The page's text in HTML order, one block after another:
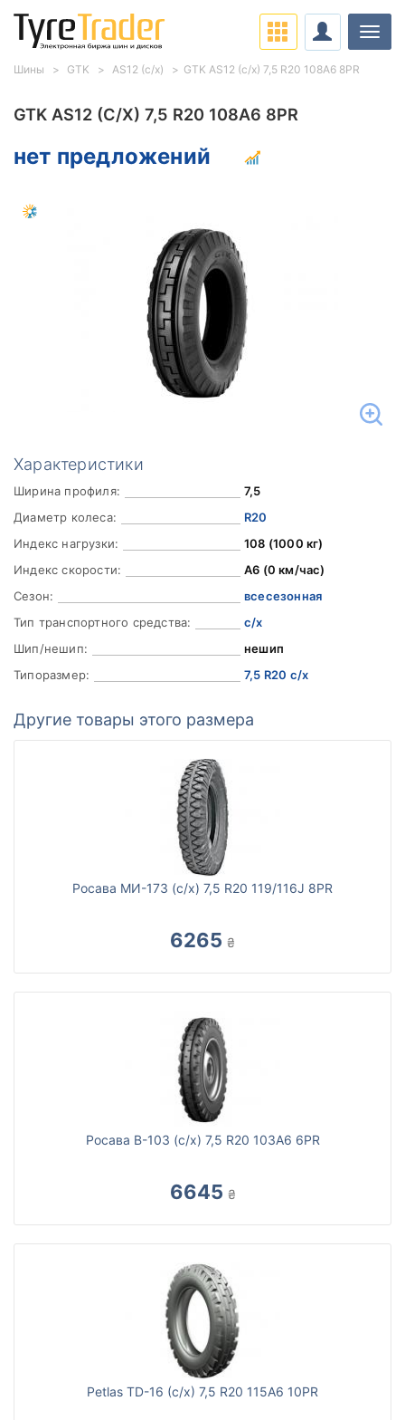
GTK AS12 (С/Х) 7,5 R20 108A6 8PR
нет предложений
Характеристики
Ширина профиля:
7,5
Диаметр колеса:
R20
Индекс нагрузки:
108 (1000 кг)
Индекс скорости:
A6 (0 км/час)
Сезон:
всесезонная
Тип транспортного средства:
с/х
Шип/нешип:
нешип
Типоразмер:
7,5 R20 с/х
Другие товары этого размера
Росава МИ-173 (с/х) 7,5 R20 119/116J 8PR
6265 ₴
Росава В-103 (с/х) 7,5 R20 103A6 6PR
6645 ₴
Petlas TD-16 (с/х) 7,5 R20 115A6 10PR
Шины GTK AS12 (с/х) GTK AS12 (с/х) 7,5 R20 108A6 8PR